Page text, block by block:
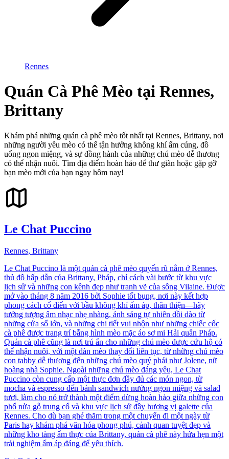
Rennes
Quán Cà Phê Mèo tại Rennes,
Brittany
Khám phá những quán cà phê mèo tốt nhất tại Rennes, Brittany, nơi
những người yêu mèo có thể tận hưởng không khí ấm cúng, đồ
uống ngon miệng, và sự đồng hành của những chú mèo dễ thương
có thể nhận nuôi. Tìm địa điểm hoàn hảo để thư giãn hoặc gặp gỡ
bạn mèo mới của bạn ngay hôm nay!
Le Chat Puccino
Rennes, Brittany
Le Chat Puccino là một quán cà phê mèo quyến rũ nằm ở Rennes,
thủ đô hấp dẫn của Brittany, Pháp, chỉ cách vài bước từ khu vực
lịch sử và những con kênh đẹp như tranh vẽ của sông Vilaine. Được
mở vào tháng 8 năm 2016 bởi Sophie tốt bụng, nơi này kết hợp
phong cách cổ điển với bầu không khí ấm áp, thân thiện—hãy
tưởng tượng âm nhạc nhẹ nhàng, ánh sáng tự nhiên dồi dào từ
những cửa sổ lớn, và những chi tiết vui nhộn như những chiếc cốc
cà phê được trang trí bằng hình mèo mặc áo sơ mi Hải quân Pháp.
Quán cà phê cũng là nơi trú ẩn cho những chú mèo được cứu hộ có
thể nhận nuôi, với một dàn mèo thay đổi liên tục, từ những chú mèo
con tabby dễ thương đến những chú mèo quý phái như Jolene, nữ
hoàng nhà Sophie. Ngoài những chú mèo đáng yêu, Le Chat
Puccino còn cung cấp một thực đơn đầy đủ các món ngon, từ
mocha và espresso đến bánh sandwich nướng ngon miệng và salad
tươi, làm cho nó trở thành một điểm dừng hoàn hảo giữa những con
phố nửa gỗ trung cổ và khu vực lịch sử đầy hương vị galette của
Rennes. Cho dù bạn ghé thăm trong một chuyến đi một ngày từ
Paris hay khám phá văn hóa phong phú, cảnh quan tuyệt đẹp và
những kho tàng ẩm thực của Brittany, quán cà phê này hứa hẹn một
trải nghiệm ấm áp đáng để yêu thích.